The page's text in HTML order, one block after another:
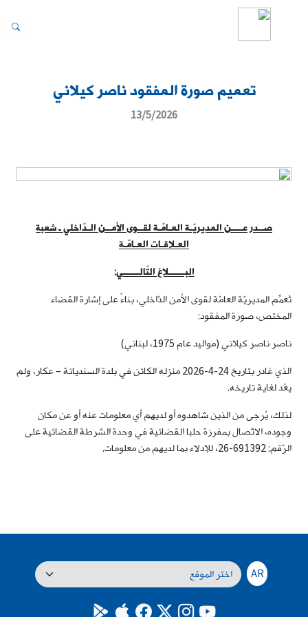
تعميم صورة المفقود ناصر كيلاني
13/5/2026
صــدر عــــن المديريّـة العـامّـة لقــوى الأمــن الـدّاخلي ـ شعبة
العـلاقـات العـامّـة
البــــــلاغ التّالــــــي:
تُعمِّم المديريّة العامّة لقوى الأمن الدّاخلي، بناءً على إشارة القضاء
المختص، صورة المفقود:
ناصر ناصر كيلاني (مواليد عام 1975، لبناني)
الذي غادر بتاريخ 24-4-2026 منزله الكائن في بلدة السنديانة – عكار، ولم
يعُد لغاية تاريخه.
لذلك، يُرجى من الذين شاهدوه أو لديهم أي معلومات عنه أو عن مكان
وجوده، الاتّصال بمفرزة حلبا القضائية في وحدة الشرطة القضائية على
الرّقم: 691392-26، للإدلاء بما لديهم من معلومات.
AR